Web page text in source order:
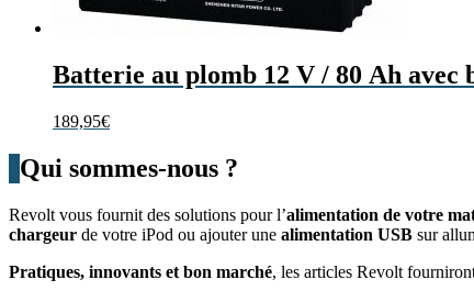
Batterie au plomb 12 V / 80 Ah avec
189,95€
Qui sommes-nous ?
Revolt vous fournit des solutions pour l’alimentation de votre
chargeur de votre iPod ou ajouter une alimentation USB sur
Pratiques, innovants et bon marché, les articles Revolt